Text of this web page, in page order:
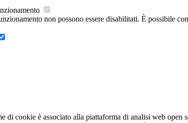
non possono essere disabilitati. È possibile
di cookie è associato alla piattaforma di analisi web